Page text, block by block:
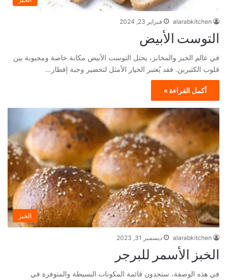
alarabkitchen فبراير 23, 2024
التوست الأبيض
في عالم الخبز والمخابز، يحتل التوست الأبيض مكانة خاصة ومحبوبة بين
قلوب الكثيرين. فقد يُعتبر الخيار الأمثل لتحضير وجبة إفطار…
أكمل القراءة »
الخبز
alarabkitchen ديسمبر 31, 2023
الخبز الأسمر للبرجر
في هذه الوصفة، ستجدون قائمة المكونات البسيطة والمتوفرة في